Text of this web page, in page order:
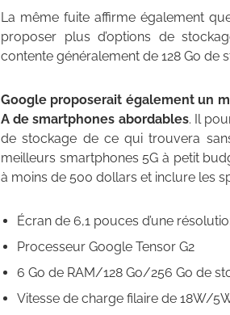
La même fuite affirme également
proposer plus d’options de
contente généralement de 128 Go de
Google proposerait également un
A de smartphones abordables. Il
de stockage de ce qui trouvera
meilleurs smartphones 5G à petit
à moins de 500 dollars et inclure les
Écran de 6,1 pouces d’une
Processeur Google Tensor G2
6 Go de RAM/128 Go/256 Go de
Vitesse de charge filaire de 18W/